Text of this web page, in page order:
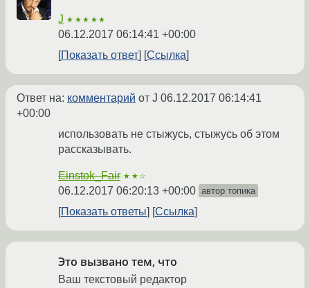
J ★★★★★
06.12.2017 06:14:41 +00:00
Показать ответ
Ссылка
Ответ на: комментарий от J 06.12.2017 06:14:41
+00:00
использовать не стыжусь, стыжусь об этом
рассказывать.
Einstok_Fair ★★☆
06.12.2017 06:20:13 +00:00 автор топика
Показать ответы Ссылка
Это вызвано тем, что
Ваш текстовый редактор